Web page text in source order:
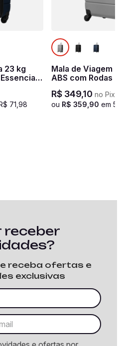
23 kg
71 98
Mala de Viagem
ABS com Rodas
R$ 349,10 no Pix
ou R$ 359 90 em 5
receber
receba ofertas e
exclusivas